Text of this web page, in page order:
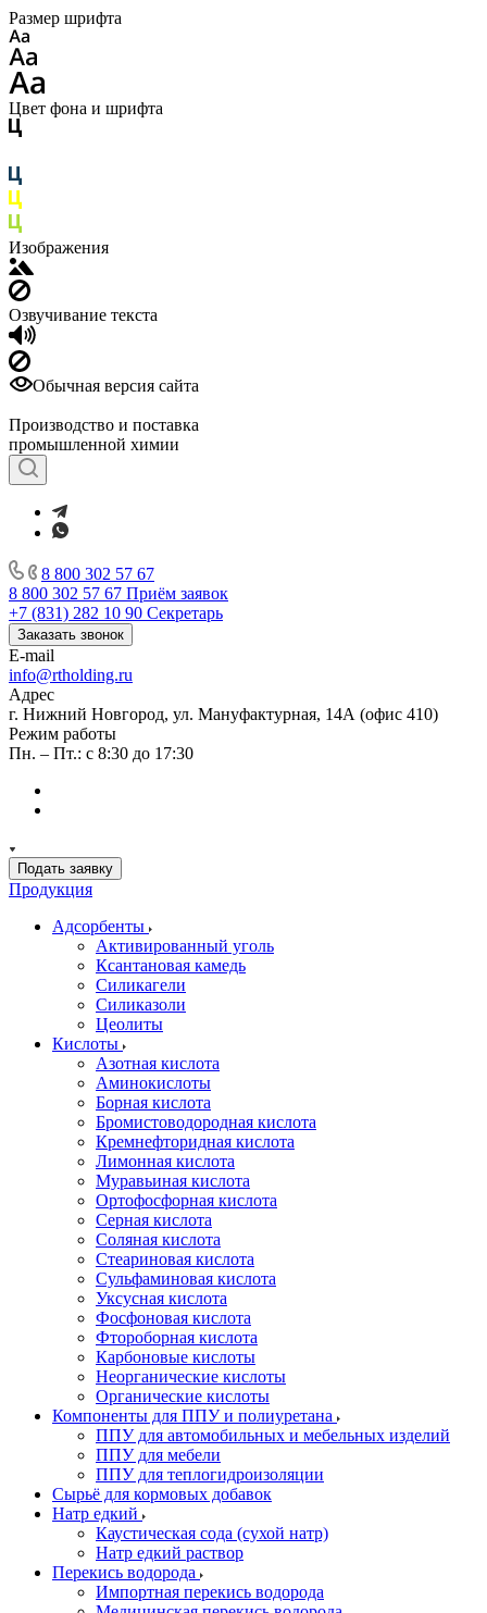
Размер шрифта
Цвет фона и шрифта
Изображения
Озвучивание текста
Обычная версия сайта
Производство и поставка
промышленной химии
8 800 302 57 67
8 800 302 57 67 Приём заявок
+7 (831) 282 10 90 Секретарь
Заказать звонок
E-mail
info@rtholding.ru
Адрес
г. Нижний Новгород, ул. Мануфактурная, 14А (офис 410)
Режим работы
Пн. – Пт.: с 8:30 до 17:30
Подать заявку
Продукция
Адсорбенты
Активированный уголь
Ксантановая камедь
Силикагели
Силиказоли
Цеолиты
Кислоты
Азотная кислота
Аминокислоты
Борная кислота
Бромистоводородная кислота
Кремнефторидная кислота
Лимонная кислота
Муравьиная кислота
Ортофосфорная кислота
Серная кислота
Соляная кислота
Стеариновая кислота
Сульфаминовая кислота
Уксусная кислота
Фосфоновая кислота
Фтороборная кислота
Карбоновые кислоты
Неорганические кислоты
Органические кислоты
Компоненты для ППУ и полиуретана
ППУ для автомобильных и мебельных изделий
ППУ для мебели
ППУ для теплогидроизоляции
Сырьё для кормовых добавок
Натр едкий
Каустическая сода (сухой натр)
Натр едкий раствор
Перекись водорода
Импортная перекись водорода